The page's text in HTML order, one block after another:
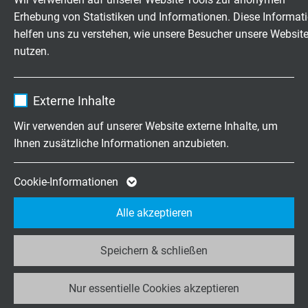
Laufzeit 1 Jahr
Erhebung von Statistiken und Informationen. Diese
helfen uns zu verstehen, wie unsere Besucher unsere Website
nutzen.
Laufzeit 2 Jahre
Zweck
Cookie von Google für Website-Analysen.
Erzeugt statistische Daten darüber, wie der
Besucher die Website nutzt.
_ga_JL6KH9WKZ9, Google Analytics
Google LLC
Externe Inhalte
Wir verwenden auf unserer Website externe Inhalte, um
Ihnen zusätzliche Informationen anzubieten.
Cookie-Informationen
Nur essentielle Cookies akzeptieren
Speichern & schließen
Alle akzeptieren
frei beweglich: 10 x d
Temperaturbereich
bewegt: -25/+180 °C
1 x 104 - 1 x 109 Ω nach EN 50395 Abschnitt 11
gemäßRoHS-Richtlinie
ABMESSUNGEN
Querschnitt
± 10%